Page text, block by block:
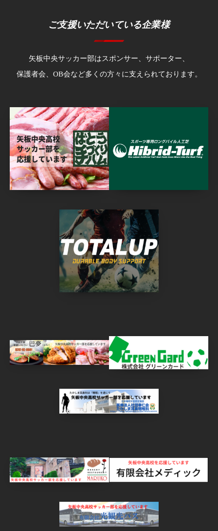
ご支援いただいている企業様
矢板中央サッカー部はスポンサー、サポーター、
保護者会、OB会など多くの方々に支えられております。